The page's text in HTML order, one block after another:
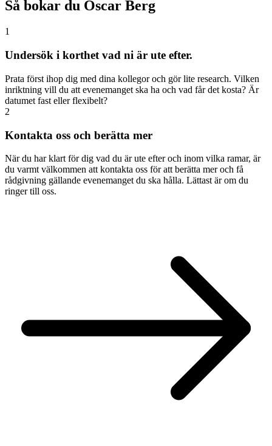
Så bokar du Oscar Berg
1
Undersök i korthet vad ni är ute efter.
Prata först ihop dig med dina kollegor och gör lite research. Vilken
inriktning vill du att evenemanget ska ha och vad får det kosta? Är
datumet fast eller flexibelt?
2
Kontakta oss och berätta mer
När du har klart för dig vad du är ute efter och inom vilka ramar, är
du varmt välkommen att kontakta oss för att berätta mer och få
rådgivning gällande evenemanget du ska hålla. Lättast är om du
ringer till oss.